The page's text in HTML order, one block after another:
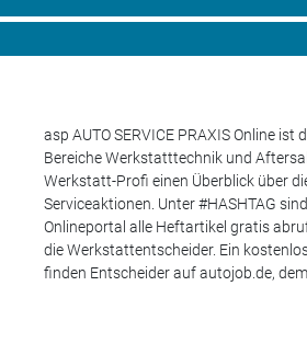
asp AUTO SERVICE PRAXIS Online
Bereiche Werkstatttechnik und
Werkstatt-Profi einen Überblick über
Serviceaktionen. Unter #HASHTAG
Onlineportal alle Heftartikel gratis
die Werkstattentscheider. Ein
finden Entscheider auf autojob.de,